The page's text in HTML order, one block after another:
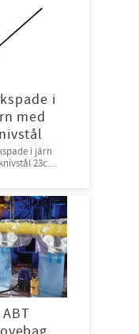
i
med
i järn
23cm
ABT